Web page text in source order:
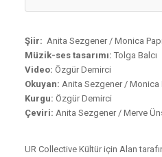
Şiir: Anita Sezgener / Monica Papi
Müzik-ses tasarımı: Tolga Balcı
Video: Özgür Demirci
Okuyan: Anita Sezgener / Monica
Kurgu: Özgür Demirci
Çeviri: Anita Sezgener / Merve
UR Collective Kültür için Alan